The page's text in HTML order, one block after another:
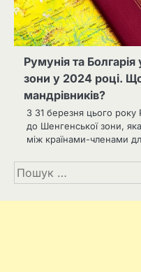
Румунія та
зони у 2024 році.
мандрівників?
З 31 березня цього року
до Шенгенської зони,
між країнами-членами
Пошук: